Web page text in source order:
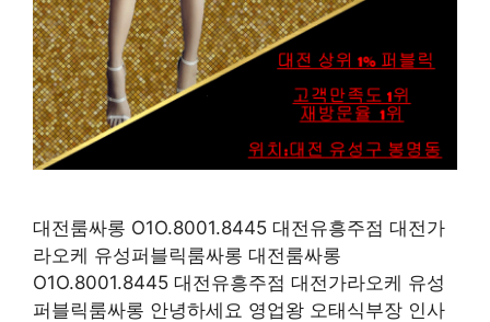
대전룸싸롱 O1O.8001.8445 대전유흥주점 대전가
라오케 유성퍼블릭룸싸롱 대전룸싸롱
O1O.8001.8445 대전유흥주점 대전가라오케 유성
퍼블릭룸싸롱 안녕하세요 영업왕 오태식부장 인사